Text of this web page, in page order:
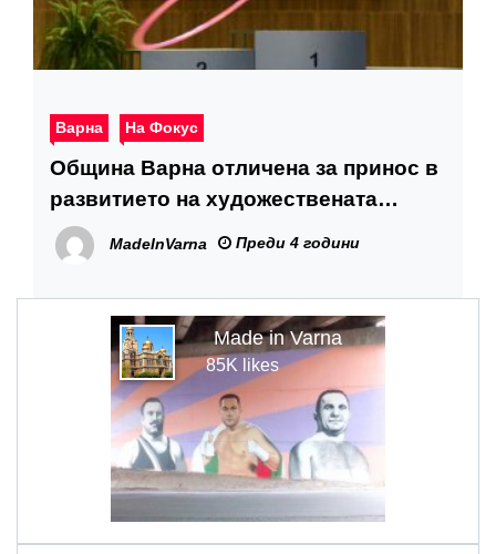
Варна На Фокус
Община Варна отличена за принос в
развитието на художествената
гимнастика
MadeInVarna Преди 4 години
Made in Varna
85K likes